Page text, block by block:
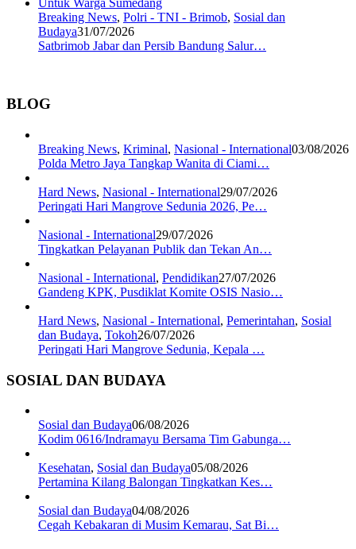
Breaking News, Polri - TNI - Brimob, Sosial dan
Budaya31/07/2026
Satbrimob Jabar dan Persib Bandung Salur…
BLOG
Breaking News, Kriminal, Nasional - International03/08/2026
Polda Metro Jaya Tangkap Wanita di Ciami…
Hard News, Nasional - International29/07/2026
Peringati Hari Mangrove Sedunia 2026, Pe…
Nasional - International29/07/2026
Tingkatkan Pelayanan Publik dan Tekan An…
Nasional - International, Pendidikan27/07/2026
Gandeng KPK, Pusdiklat Komite OSIS Nasio…
Hard News, Nasional - International, Pemerintahan, Sosial
dan Budaya, Tokoh26/07/2026
Peringati Hari Mangrove Sedunia, Kepala …
SOSIAL DAN BUDAYA
Sosial dan Budaya06/08/2026
Kodim 0616/Indramayu Bersama Tim Gabunga…
Kesehatan, Sosial dan Budaya05/08/2026
Pertamina Kilang Balongan Tingkatkan Kes…
Sosial dan Budaya04/08/2026
Cegah Kebakaran di Musim Kemarau, Sat Bi…